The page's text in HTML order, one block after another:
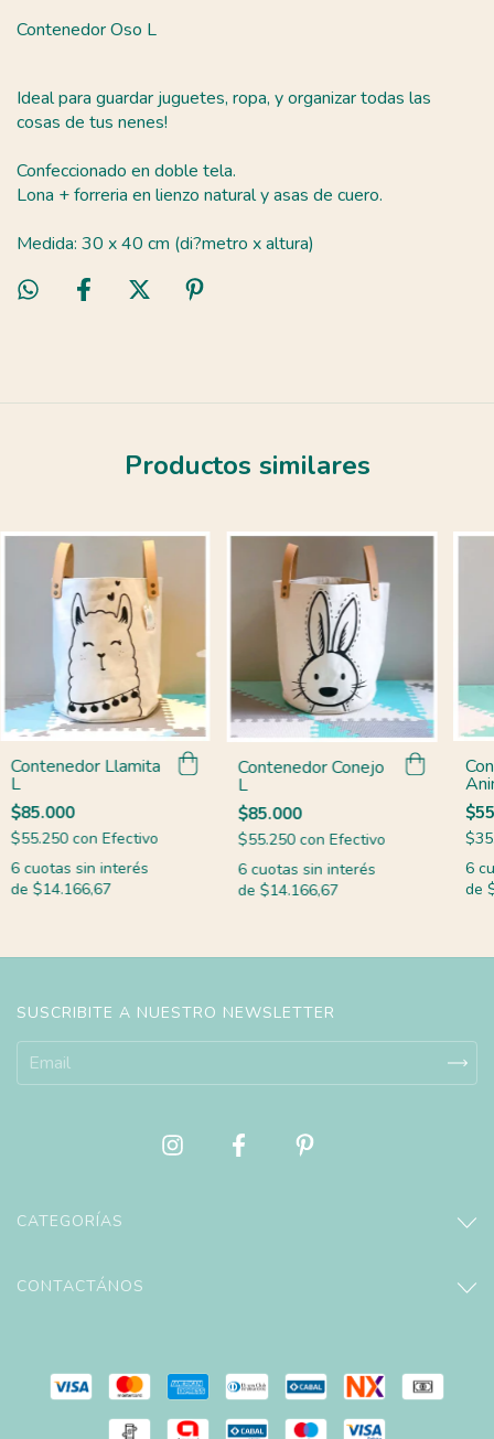
Contenedor Oso L
Ideal para guardar juguetes, ropa, y organizar todas las
cosas de tus nenes!
Confeccionado en doble tela.
Lona + forreria en lienzo natural y asas de cuero.
Medida: 30 x 40 cm (di?metro x altura)
Productos similares
Contenedor Llamita
L
$85.000
$55.250 con Efectivo
6 cuotas sin interés
de $14.166,67
Contenedor Conejo
L
$85.000
$55.250 con Efectivo
6 cuotas sin interés
de $14.166,67
6
de
SUSCRIBITE A NUESTRO NEWSLETTER
CATEGORÍAS
CONTACTÁNOS